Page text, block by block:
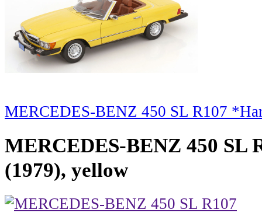
MERCEDES-BENZ 450 SL R107
MERCEDES-BENZ 450
(1979), yellow